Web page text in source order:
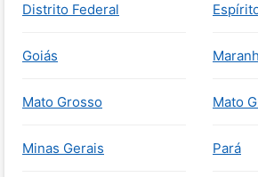
Distrito Federal
Goiás
Mato Grosso Mato
Minas Gerais Pará